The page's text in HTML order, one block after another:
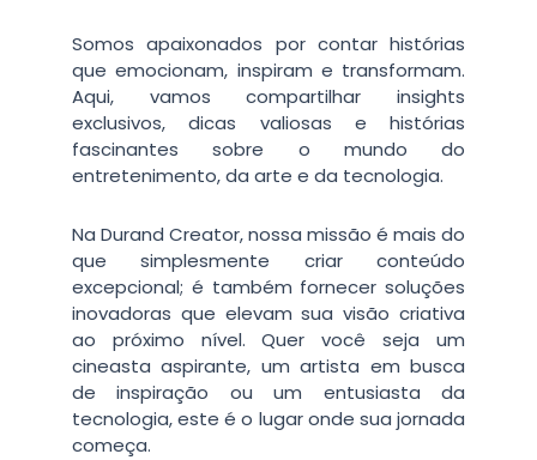
Somos apaixonados por contar histórias
que emocionam, inspiram e transformam.
Aqui, vamos compartilhar insights
exclusivos, dicas valiosas e histórias
fascinantes sobre o mundo do
entretenimento, da arte e da tecnologia.
Na Durand Creator, nossa missão é mais do
que simplesmente criar conteúdo
excepcional; é também fornecer soluções
inovadoras que elevam sua visão criativa
ao próximo nível. Quer você seja um
cineasta aspirante, um artista em busca
de inspiração ou um entusiasta da
tecnologia, este é o lugar onde sua jornada
começa.